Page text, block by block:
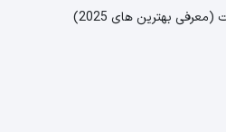
بهترین‌ های 2025)